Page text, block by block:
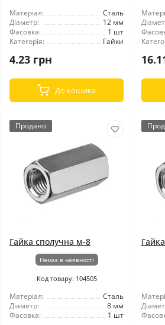
Матеріал:
Сталь
Діаметр:
12 мм
Фасовка:
1 шт
Категорія:
Гайки
4.23 грн
До кошика
Продано
Гайка сполучна м-8
Немає в наявності
Код товару: 104505
Матеріал:
Сталь
Діаметр:
8 мм
Фасовка:
1 шт